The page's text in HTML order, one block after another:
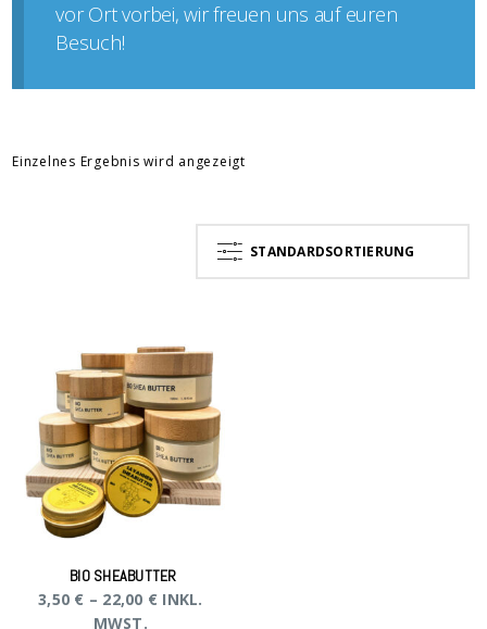
vor Ort vorbei, wir freuen uns auf euren
Besuch!
Einzelnes Ergebnis wird angezeigt
STANDARDSORTIERUNG
BIO SHEABUTTER
3,50 € – 22,00 € INKL.
MWST.